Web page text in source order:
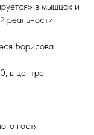
в мышцах и
реальности.
Борисова.
в центре
гостя